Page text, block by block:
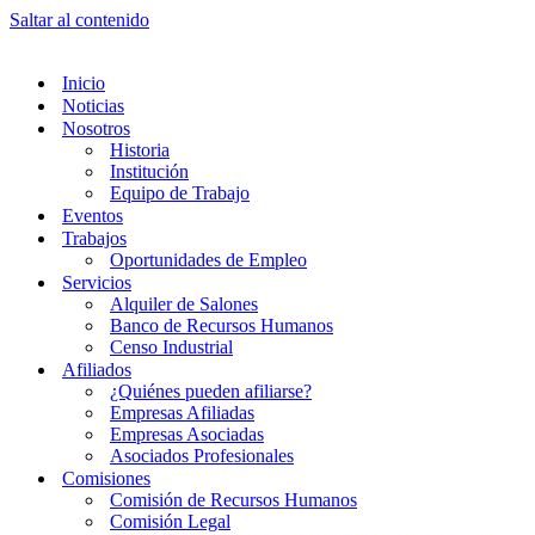
Saltar al contenido
Inicio
Noticias
Nosotros
Historia
Institución
Equipo de Trabajo
Eventos
Trabajos
Oportunidades de Empleo
Servicios
Alquiler de Salones
Banco de Recursos Humanos
Censo Industrial
Afiliados
¿Quiénes pueden afiliarse?
Empresas Afiliadas
Empresas Asociadas
Asociados Profesionales
Comisiones
Comisión de Recursos Humanos
Comisión Legal